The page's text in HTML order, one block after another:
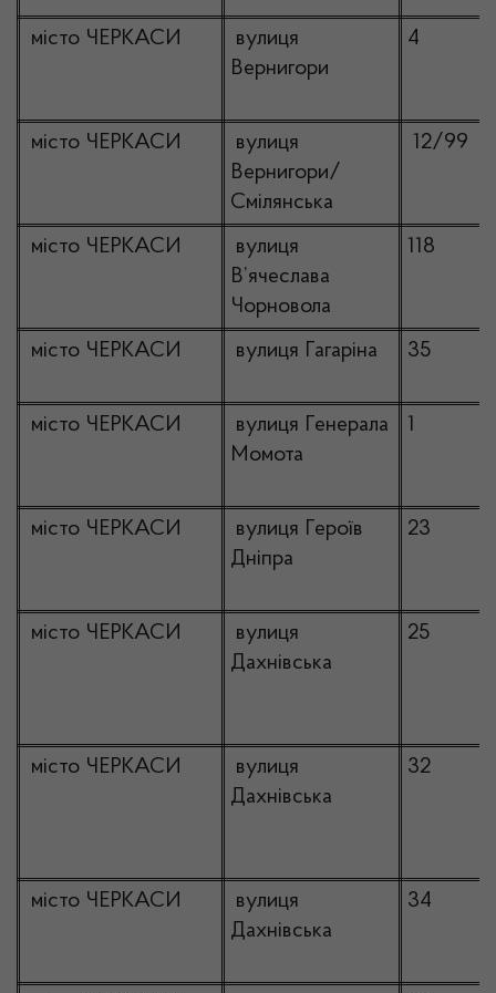
місто ЧЕРКАСИ
вулиця
Вернигори
4
місто ЧЕРКАСИ
вулиця
Вернигори/
Смілянська
12/99
місто ЧЕРКАСИ
вулиця
В’ячеслава
Чорновола
118
місто ЧЕРКАСИ вулиця Гагаріна 35
місто ЧЕРКАСИ
вулиця Генерала
Момота
1
місто ЧЕРКАСИ
вулиця Героїв
Дніпра
23
місто ЧЕРКАСИ
вулиця
Дахнівська
25
місто ЧЕРКАСИ
вулиця
Дахнівська
32
місто ЧЕРКАСИ
вулиця
Дахнівська
34